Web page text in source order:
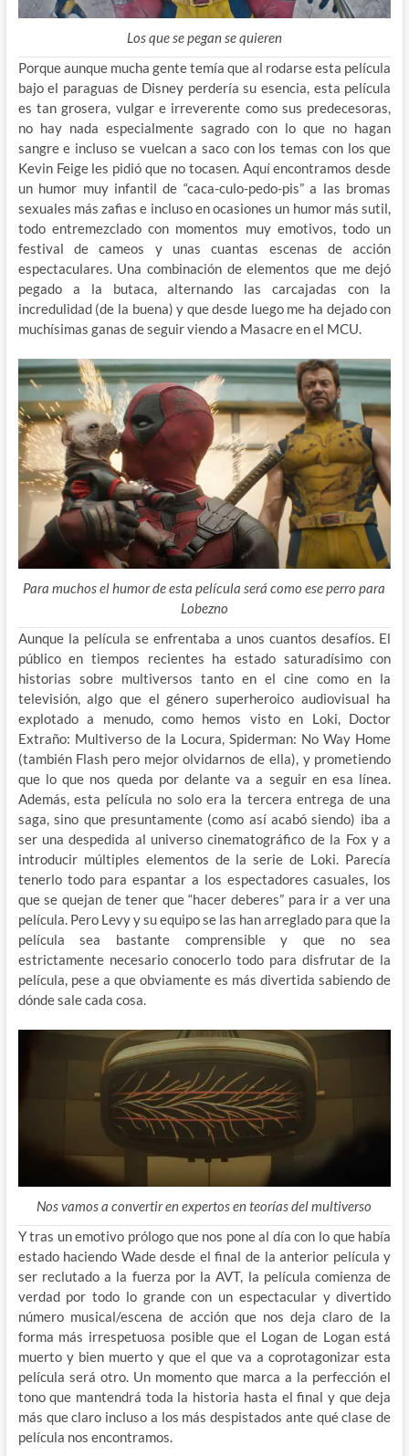
Los que se pegan se quieren
Porque aunque mucha gente temía que al rodarse esta película
bajo el paraguas de Disney perdería su esencia, esta película
es tan grosera, vulgar e irreverente como sus predecesoras,
no hay nada especialmente sagrado con lo que no hagan
sangre e incluso se vuelcan a saco con los temas con los que
Kevin Feige les pidió que no tocasen. Aquí encontramos desde
un humor muy infantil de “caca-culo-pedo-pis” a las bromas
sexuales más zafias e incluso en ocasiones un humor más sutil,
todo entremezclado con momentos muy emotivos, todo un
festival de cameos y unas cuantas escenas de acción
espectaculares. Una combinación de elementos que me dejó
pegado a la butaca, alternando las carcajadas con la
incredulidad (de la buena) y que desde luego me ha dejado con
muchísimas ganas de seguir viendo a Masacre en el MCU.
Para muchos el humor de esta película será como ese perro para
Lobezno
Aunque la película se enfrentaba a unos cuantos desafíos. El
público en tiempos recientes ha estado saturadísimo con
historias sobre multiversos tanto en el cine como en la
televisión, algo que el género superheroico audiovisual ha
explotado a menudo, como hemos visto en Loki, Doctor
Extraño: Multiverso de la Locura, Spiderman: No Way Home
(también Flash pero mejor olvidarnos de ella), y prometiendo
que lo que nos queda por delante va a seguir en esa línea.
Además, esta película no solo era la tercera entrega de una
saga, sino que presuntamente (como así acabó siendo) iba a
ser una despedida al universo cinematográfico de la Fox y a
introducir múltiples elementos de la serie de Loki. Parecía
tenerlo todo para espantar a los espectadores casuales, los
que se quejan de tener que “hacer deberes” para ir a ver una
película. Pero Levy y su equipo se las han arreglado para que la
película sea bastante comprensible y que no sea
estrictamente necesario conocerlo todo para disfrutar de la
película, pese a que obviamente es más divertida sabiendo de
dónde sale cada cosa.
Nos vamos a convertir en expertos en teorías del multiverso
Y tras un emotivo prólogo que nos pone al día con lo que había
estado haciendo Wade desde el final de la anterior película y
ser reclutado a la fuerza por la AVT, la película comienza de
verdad por todo lo grande con un espectacular y divertido
número musical/escena de acción que nos deja claro de la
forma más irrespetuosa posible que el Logan de Logan está
muerto y bien muerto y que el que va a coprotagonizar esta
película será otro. Un momento que marca a la perfección el
tono que mantendrá toda la historia hasta el final y que deja
más que claro incluso a los más despistados ante qué clase de
película nos encontramos.